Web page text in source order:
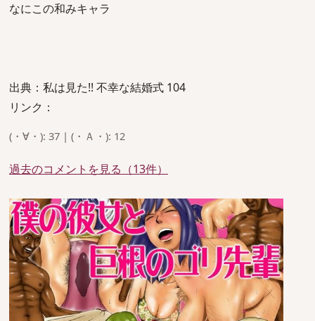
なにこの和みキャラ
出典：私は見た!! 不幸な結婚式 104
リンク：
(・∀・): 37 | (・Ａ・): 12
過去のコメントを見る（13件）